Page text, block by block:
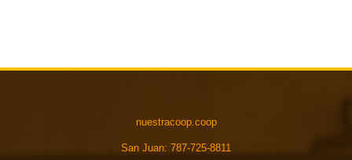
nuestracoop.coop
San Juan: 787-725-8811